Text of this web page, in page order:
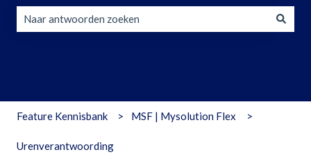
Feature Kennisbank MSF | Mysolution Flex
Urenverantwoording